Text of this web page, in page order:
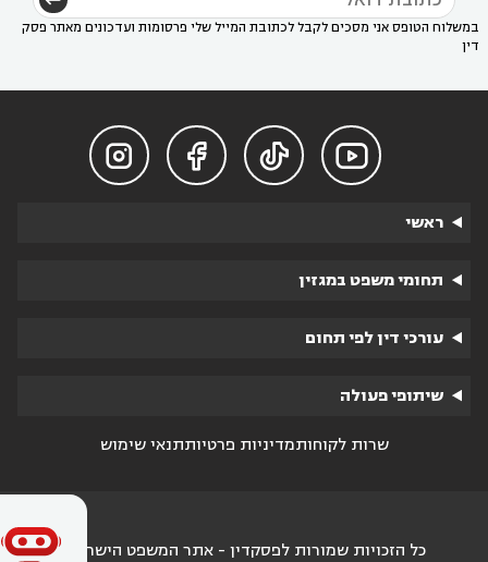
במשלוח הטופס אני מסכים לקבל לכתובת המייל שלי פרסומות ועדכונים מאתר פסק
דין




ראשי
תחומי משפט במגזין
עורכי דין לפי תחום
שיתופי פעולה
שרות לקוחותמדיניות פרטיותתנאי שימוש
כל הזכויות שמורות לפסקדין - אתר המשפט הישראלי